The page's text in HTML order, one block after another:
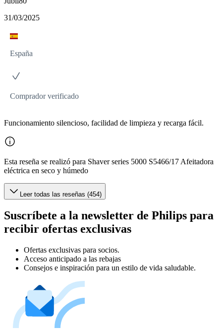
31/03/2025
España
Comprador verificado
Funcionamiento silencioso, facilidad de limpieza y recarga fácil.
Esta reseña se realizó para Shaver series 5000 S5466/17 Afeitadora
eléctrica en seco y húmedo
Leer todas las reseñas (454)
Suscríbete a la newsletter de Philips para
recibir ofertas exclusivas
Ofertas exclusivas para socios.
Acceso anticipado a las rebajas
Consejos e inspiración para un estilo de vida saludable.